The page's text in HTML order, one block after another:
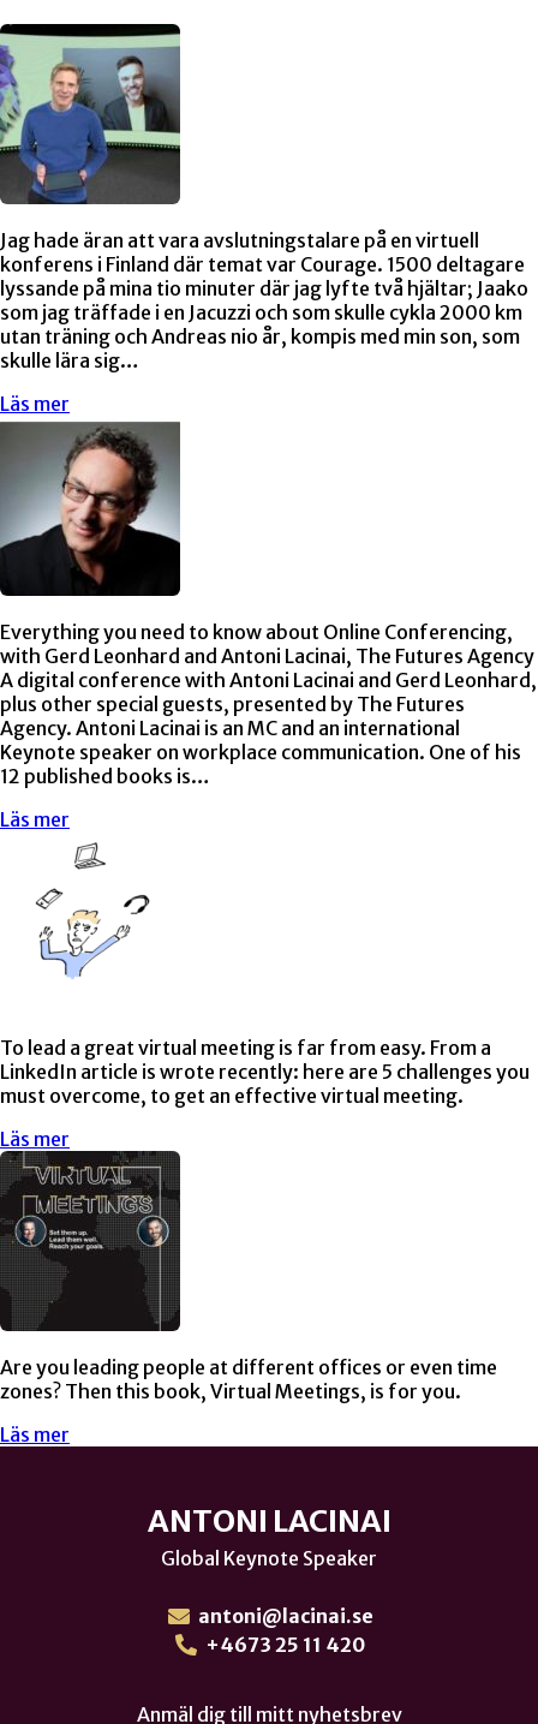
Jag hade äran att vara avslutningstalare på en virtuell
konferens i Finland där temat var Courage. 1500 deltagare
lyssande på mina tio minuter där jag lyfte två hjältar; Jaako
som jag träffade i en Jacuzzi och som skulle cykla 2000 km
utan träning och Andreas nio år, kompis med min son, som
skulle lära sig…
Läs mer
Everything you need to know about Online Conferencing,
with Gerd Leonhard and Antoni Lacinai, The Futures Agency
A digital conference with Antoni Lacinai and Gerd Leonhard,
plus other special guests, presented by The Futures
Agency. Antoni Lacinai is an MC and an international
Keynote speaker on workplace communication. One of his
12 published books is…
Läs mer
To lead a great virtual meeting is far from easy. From a
LinkedIn article is wrote recently: here are 5 challenges you
must overcome, to get an effective virtual meeting.
Läs mer
Are you leading people at different offices or even time
zones? Then this book, Virtual Meetings, is for you.
Läs mer
ANTONI LACINAI
Global Keynote Speaker
antoni@lacinai.se
+4673 25 11 420
Anmäl dig till mitt nyhetsbrev